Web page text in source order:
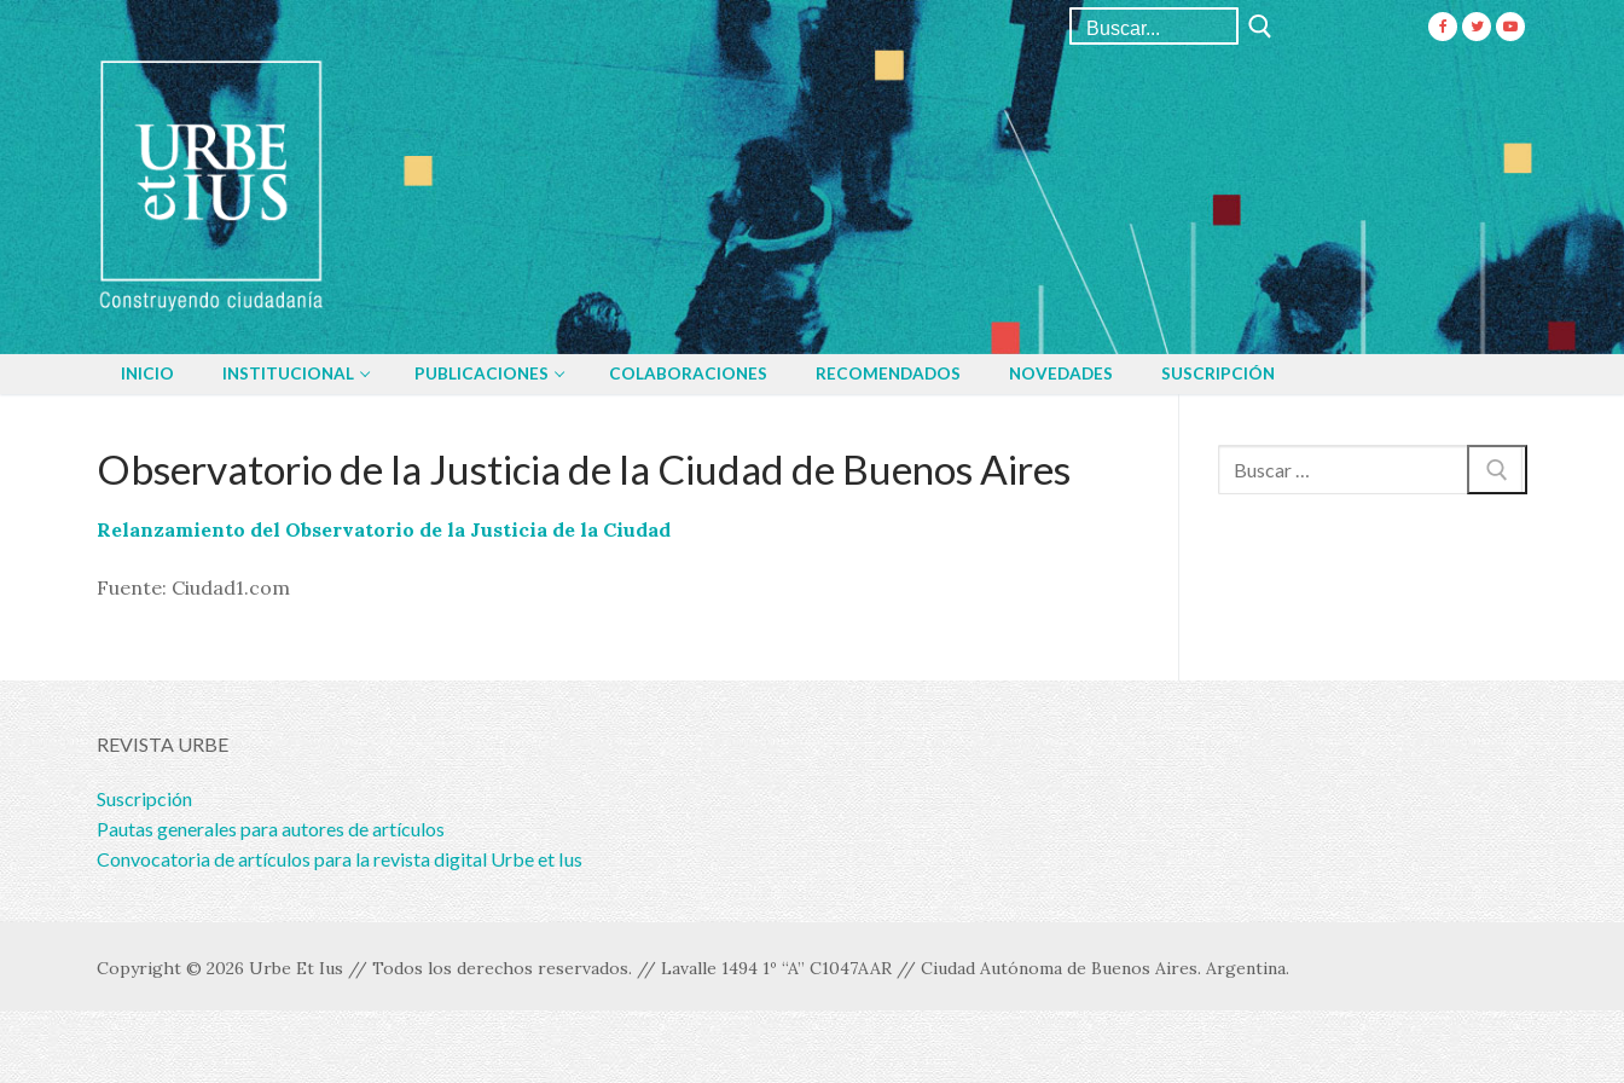
Buscar:
INICIO INSTITUCIONAL PUBLICACIONES COLABORACIONES RECOMENDADOS NOVEDADES SUSCRIPCIÓN
Observatorio de la Justicia de la Ciudad de Buenos Aires
Relanzamiento del Observatorio de la Justicia de la Ciudad
Fuente: Ciudad1.com
Buscar:
REVISTA URBE
Suscripción
Pautas generales para autores de artículos
Convocatoria de artículos para la revista digital Urbe et Ius
Copyright © 2026 Urbe Et Ius // Todos los derechos reservados. // Lavalle 1494 1º “A” C1047AAR // Ciudad Autónoma de Buenos Aires. Argentina.